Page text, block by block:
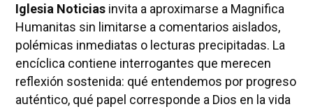
Iglesia Noticiasinvita a aproximarse a Magnifica
Humanitas sin limitarse a comentarios aislados,
polémicas inmediatas o lecturas precipitadas. La
encíclica contiene interrogantes que merecen
reflexión sostenida: qué entendemos por progreso
auténtico, qué papel corresponde a Dios en la vida